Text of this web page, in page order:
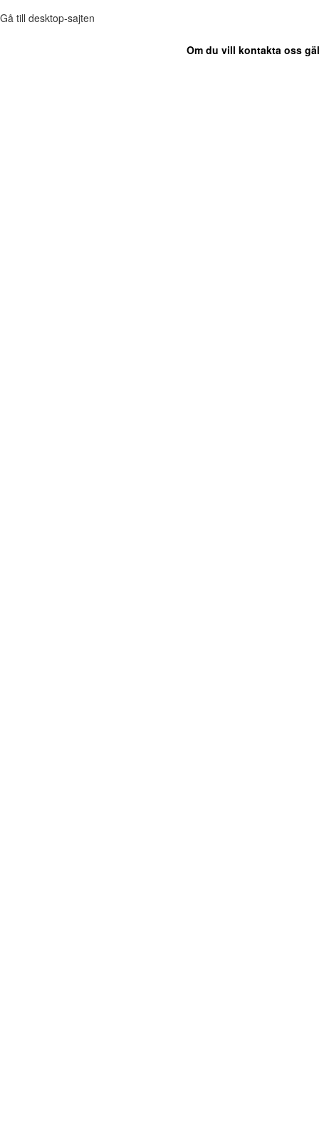
Gå till desktop-sajten
Om du vill kontakta oss